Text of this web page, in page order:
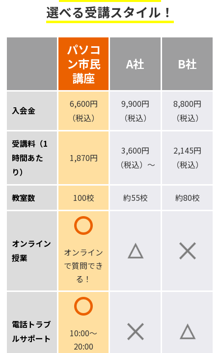
選べる受講スタイル！
パソコ
ン市民
講座
A社 B社
入会金
6,600円
（税込）
9,900円
（税込）
8,800円
（税込）
受講料（1
時間あた
り）
1,870円
3,600円
（税込）～
2,145円
（税込）
教室数 100校 約55校 約80校
オンライン
授業
オンライン
で質問でき
る！
電話トラブ
ルサポート
10:00～
20:00